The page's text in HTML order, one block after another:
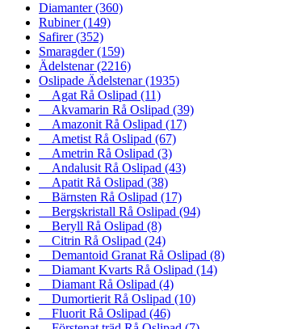
Diamanter(360)
Rubiner(149)
Safirer(352)
Smaragder(159)
Ädelstenar(2216)
Oslipade Ädelstenar(1935)
Agat Rå Oslipad (11)
Akvamarin Rå Oslipad (39)
Amazonit Rå Oslipad (17)
Ametist Rå Oslipad (67)
Ametrin Rå Oslipad (3)
Andalusit Rå Oslipad (43)
Apatit Rå Oslipad (38)
Bärnsten Rå Oslipad (17)
Bergskristall Rå Oslipad (94)
Beryll Rå Oslipad (8)
Citrin Rå Oslipad (24)
Demantoid Granat Rå Oslipad (8)
Diamant Kvarts Rå Oslipad (14)
Diamant Rå Oslipad (4)
Dumortierit Rå Oslipad (10)
Fluorit Rå Oslipad (46)